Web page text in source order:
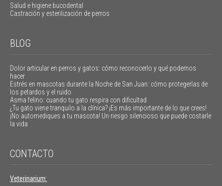
Salud e higiene bucodental
Castración y esterilización de perros
BLOG
Dolor articular en perros y gatos: cómo reconocerlo y qué podemos
hacer
Estrés en mascotas durante la Noche de San Juan: cómo protegerlas de
los petardos y el ruido
Asma felino: cuando tu gato respira con dificultad
¿Tu gato viene tranquilo a la clínica? ¡Es más importante de lo que crees!
¡No automediques a tu mascota! Un riesgo silencioso que puede costarle
la vida
CONTACTO
Veterinarium: